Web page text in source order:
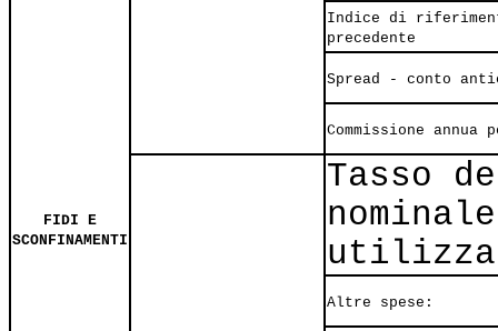
FIDI E
SCONFINAMENTI
Indice di
precedente
Spread - conto
Commissione
Tasso
Altre spese: